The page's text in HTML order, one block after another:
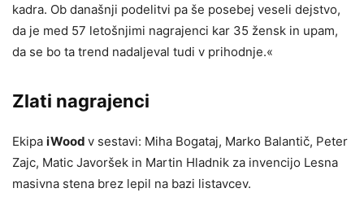
kadra. Ob današnji podelitvi pa še posebej veseli dejstvo,
da je med 57 letošnjimi nagrajenci kar 35 žensk in upam,
da se bo ta trend nadaljeval tudi v prihodnje.«
Zlati nagrajenci
Ekipa iWood v sestavi: Miha Bogataj, Marko Balantič, Peter
Zajc, Matic Javoršek in Martin Hladnik za invencijo Lesna
masivna stena brez lepil na bazi listavcev.